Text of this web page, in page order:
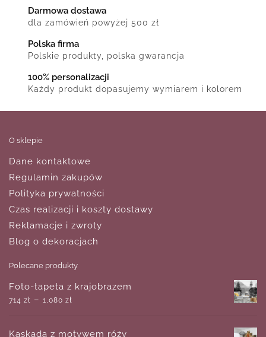
Darmowa dostawa
dla zamówień powyżej 500 zł
Polska firma
Polskie produkty, polska gwarancja
100% personalizacji
Każdy produkt dopasujemy wymiarem i kolorem
O sklepie
Dane kontaktowe
Regulamin zakupów
Polityka prywatności
Czas realizacji i koszty dostawy
Reklamacje i zwroty
Blog o dekoracjach
Polecane produkty
Foto-tapeta z krajobrazem
714 zł – 1,080 zł
Kaskada z motywem róży